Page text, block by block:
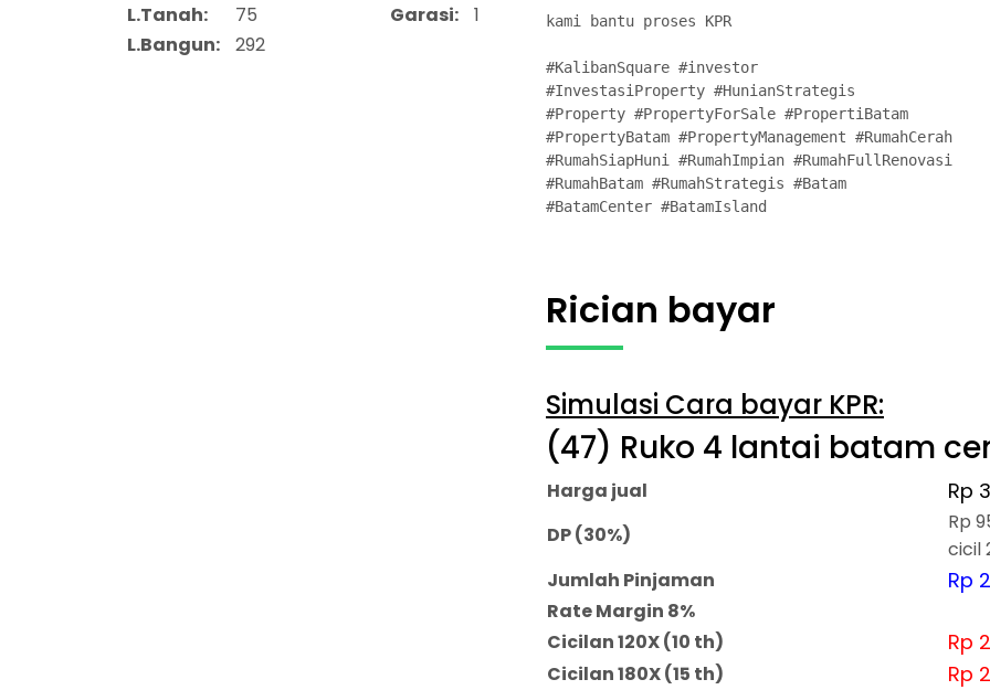
L.Tanah:
75 Garasi:
1
L.Bangun:
292
kami bantu proses KPR
#KalibanSquare #investor
#InvestasiProperty #HunianStrategis
#Property #PropertyForSale #PropertiBatam
#PropertyBatam #PropertyManagement #RumahCerah
#RumahSiapHuni #RumahImpian #RumahFullRenovasi
#RumahBatam #RumahStrategis #Batam
#BatamCenter #BatamIsland
Rician bayar
Simulasi Cara bayar KPR:
(47) Ruko 4 lantai batam
Harga jual Rp
DP (30%)
Rp
cicil
Jumlah Pinjaman Rp
Rate Margin 8%
Cicilan 120X (10 th)
Rp
Cicilan 180X (15 th) Rp